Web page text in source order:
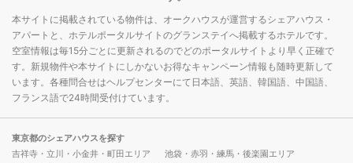
本サイトに掲載されている物件は、オークハウスが運営するシェアハウス・
アパートと、ホテルポータルサイトのグランステイへ掲載するホテルです。
空室情報は毎15分ごとに更新されるのでどのポータルサイトより早く正確で
す。新規物件や本サイトにしかないお得なキャンペーン情報も随時更新して
います。各種問合せはヘルプセンターにて日本語、英語、韓国語、中国語、
フランス語で24時間受付けています。
東京都のシェアハウスを探す
吉祥寺・立川・小金井・町田エリア
池袋・赤羽・練馬・後楽園エリア